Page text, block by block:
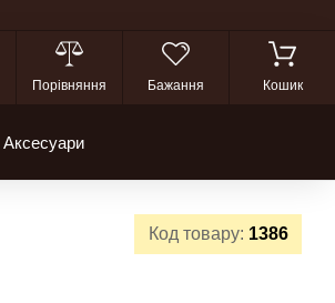
Порівняння Бажання Кошик
Аксесуари
Код товару: 1386